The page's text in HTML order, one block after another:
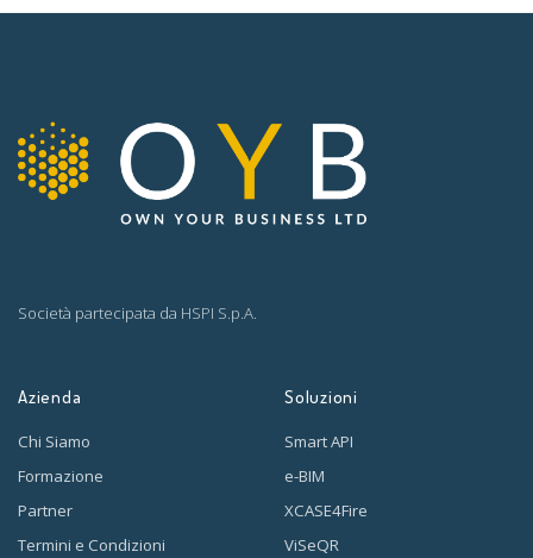
Società partecipata da HSPI S.p.A.
Azienda
Chi Siamo
Formazione
Partner
Termini e Condizioni
Soluzioni
Smart API
e-BIM
XCASE4Fire
ViSeQR